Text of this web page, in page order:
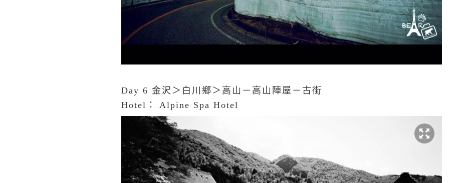
Day 6 金沢＞白川鄉＞高山－高山陣屋－古街
Hotel： Alpine Spa Hotel